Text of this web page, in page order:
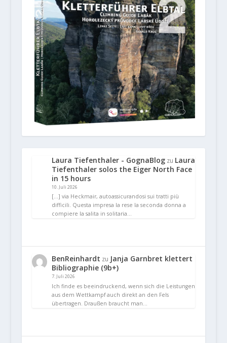
Laura Tiefenthaler - GognaBlogzu Laura
Tiefenthaler solos the Eiger North Face
in 15 hours
10. Juli 2026
[…] via Heckmair, autoassicurandosi sui tratti più
difficili. Questa impresa la rese la seconda donna a
compiere la salita in solitaria…
BenReinhardt zu Janja Garnbret klettert
Bibliographie (9b+)
7. Juli 2026
Ich finde es beeindruckend, wenn sich die Leistungen
aus dem Wettkampf auch direkt an den Fels
übertragen. Draußen braucht man…